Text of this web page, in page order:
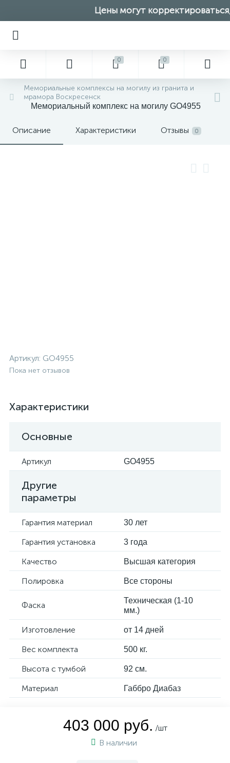
Цены могут
0 0
Мемориальные комплексы на могилу из гранита и
мрамора Воскресенск
Мемориальный комплекс на могилу GO4955
Описание Характеристики Отзывы 0
Артикул: GO4955
Пока нет отзывов
Характеристики
Основные
Артикул GO4955
Другие
параметры
Гарантия материал 30 лет
Гарантия установка 3 года
Качество Высшая категория
Полировка Все стороны
Фаска
Техническая (1-10
мм.)
Изготовление от 14 дней
Вес комплекта 500 кг.
Высота с тумбой 92 см.
Материал Габбро Диабаз
403 000 руб. /шт
В наличии